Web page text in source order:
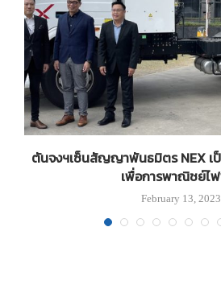
ตันจงฯเซ็นสัญญาพันธมิตร NEX เ
เพื่อการพาณิชย์ไ
February 13, 2023